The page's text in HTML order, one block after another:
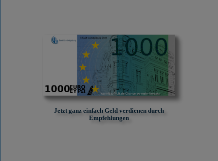
Jetzt ganz einfach Geld verdienen durch
Empfehlungen